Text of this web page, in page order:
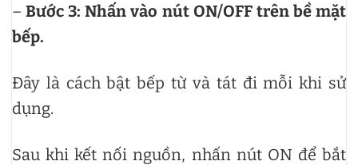
–Bước 3: Nhấn vào nút ON/OFF trên bề mặt
bếp.
Đây là cách bật bếp từ và tát đi mỗi khi sử
dụng.
Sau khi kết nối nguồn, nhấn nút ON để bắt